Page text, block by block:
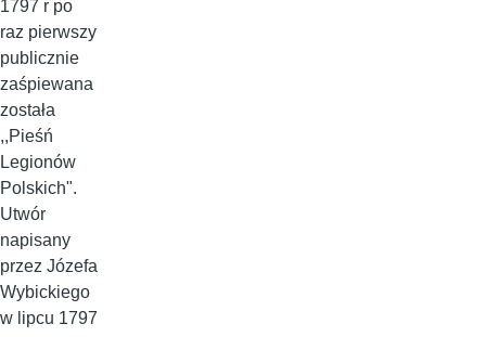
1797 r po
raz pierwszy
publicznie
zaśpiewana
została
,,Pieśń
Legionów
Polskich".
Utwór
napisany
przez Józefa
Wybickiego
w lipcu 1797